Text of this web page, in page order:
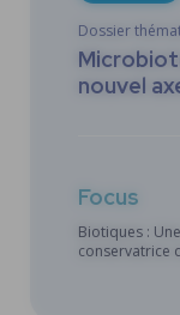
Dossier
nouvel
Focus
Biotiques :
conservatrice